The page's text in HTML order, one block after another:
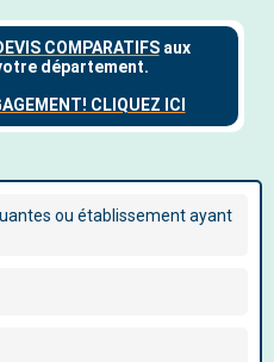
ou établissement ayant